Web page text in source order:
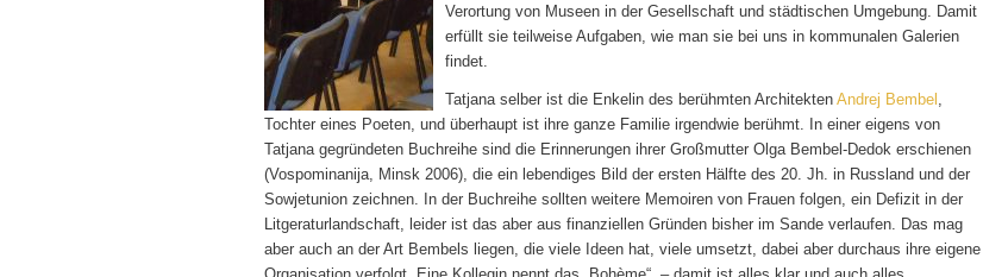
Verortung von Museen in der Gesellschaft und städtischen Umgebung. Damit
erfüllt sie teilweise Aufgaben, wie man sie bei uns in kommunalen Galerien
findet.
Tatjana selber ist die Enkelin des berühmten Architekten Andrej Bembel
Tochter eines Poeten, und überhaupt ist ihre ganze Familie irgendwie berühmt. In einer eigens von
Tatjana gegründeten Buchreihe sind die Erinnerungen ihrer Großmutter Olga Bembel-Dedok erschienen
(Vospominanija, Minsk 2006), die ein lebendiges Bild der ersten Hälfte des 20. Jh. in Russland und der
Sowjetunion zeichnen. In der Buchreihe sollten weitere Memoiren von Frauen folgen, ein Defizit in der
Litgeraturlandschaft, leider ist das aber aus finanziellen Gründen bisher im Sande verlaufen. Das mag
aber auch an der Art Bembels liegen, die viele Ideen hat, viele umsetzt, dabei aber durchaus ihre eigene